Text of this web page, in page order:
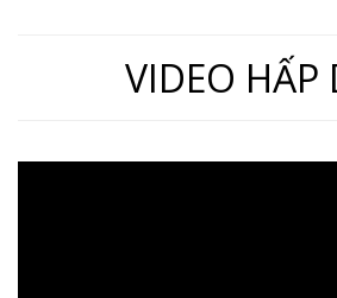
VIDEO HẤP